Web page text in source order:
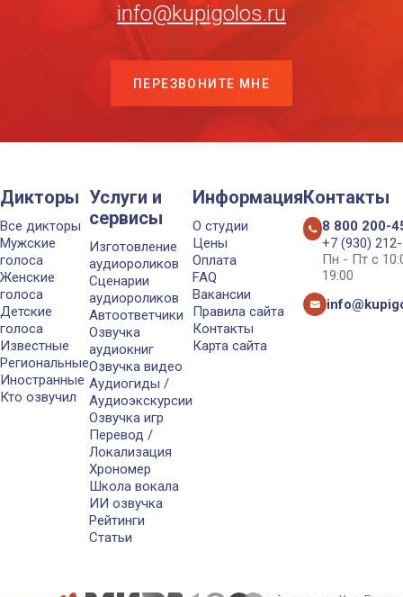
info@kupigolos.ru
ПЕРЕЗВОНИТЕ МНЕ
Дикторы
Все дикторы
Мужские
голоса
Женские
голоса
Детские
голоса
Известные
Региональные
Иностранные
Кто озвучил
Услуги и
сервисы
Изготовление
аудиороликов
Сценарии
аудиороликов
Автоответчики
Озвучка
аудиокниг
Озвучка видео
Аудиогиды /
Аудиоэкскурсии
Озвучка игр
Перевод /
Локализация
Хрономер
Школа вокала
ИИ озвучка
Рейтинги
Статьи
Информация
О студии
Цены
Оплата
FAQ
Вакансии
Правила сайта
Контакты
Карта сайта
Контакты
8 800 200-
+7 (930)
Пн - Пт с
19:00